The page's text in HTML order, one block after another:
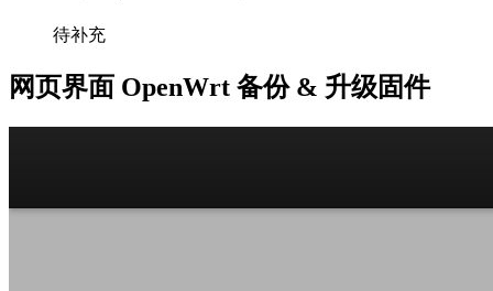
待补充
网页界面 OpenWrt 备份 & 升级固件